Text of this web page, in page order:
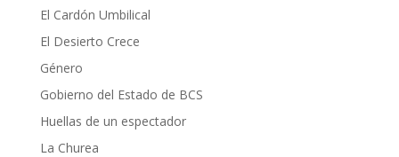
El Cardón Umbilical
El Desierto Crece
Género
Gobierno del Estado de BCS
Huellas de un espectador
La Churea